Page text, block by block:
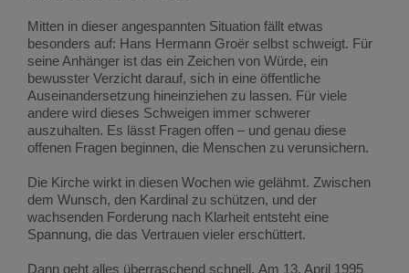
Mitten in dieser angespannten Situation fällt etwas
besonders auf: Hans Hermann Groër selbst schweigt. Für
seine Anhänger ist das ein Zeichen von Würde, ein
bewusster Verzicht darauf, sich in eine öffentliche
Auseinandersetzung hineinziehen zu lassen. Für viele
andere wird dieses Schweigen immer schwerer
auszuhalten. Es lässt Fragen offen – und genau diese
offenen Fragen beginnen, die Menschen zu verunsichern.
Die Kirche wirkt in diesen Wochen wie gelähmt. Zwischen
dem Wunsch, den Kardinal zu schützen, und der
wachsenden Forderung nach Klarheit entsteht eine
Spannung, die das Vertrauen vieler erschüttert.
Dann geht alles überraschend schnell. Am 13. April 1995